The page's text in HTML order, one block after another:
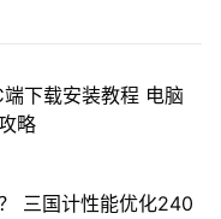
下载安装教程 电脑
略
三国计性能优化240